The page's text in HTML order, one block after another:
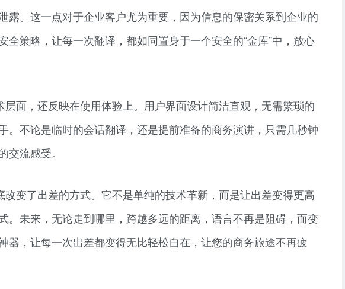
露。这一点对于企业客户尤为重要，因为信息的保密关系到企业的
全策略，让每一次翻译，都如同置身于一个安全的“金库”中，放心
面，还反映在使用体验上。用户界面设计简洁直观，无需繁琐的
。不论是临时的会话翻译，还是提前准备的商务演讲，只需几秒钟
流感受。
变了出差的方式。它不是单纯的技术革新，而是让出差变得更高
。未来，无论走到哪里，跨越多远的距离，语言不再是阻碍，而变
器，让每一次出差都变得无比轻松自在，让您的商务旅途不再疲